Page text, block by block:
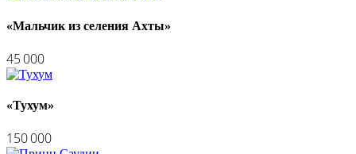
«Мальчик из селения Ахты»
45 000
«Тухум»
150 000